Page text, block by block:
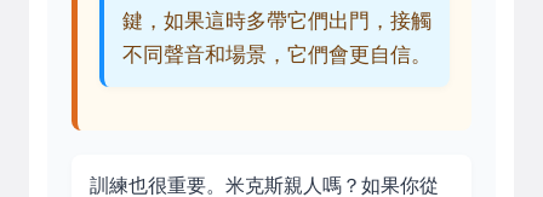
鍵，如果這時多帶它們出門，接觸
不同聲音和場景，它們會更自信。
訓練也很重要。米克斯親人嗎？如果你從